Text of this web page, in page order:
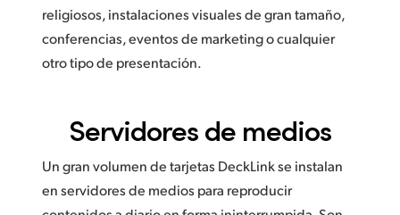
religiosos, instalaciones visuales de gran tamaño,
conferencias, eventos de marketing o cualquier
otro tipo de presentación.
Servidores de medios
Un gran volumen de tarjetas DeckLink se instalan
en servidores de medios para reproducir